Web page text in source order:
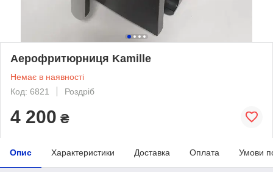
Аерофритюрниця Kamille
Немає в наявності
Код: 6821
Роздріб
4 200 ₴
Опис Характеристики Доставка Оплата Умови